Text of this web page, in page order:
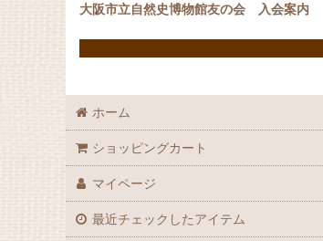
大阪市立自然史博物館友の会 入会案内
ホーム
ショッピングカート
マイページ
最近チェックしたアイテム